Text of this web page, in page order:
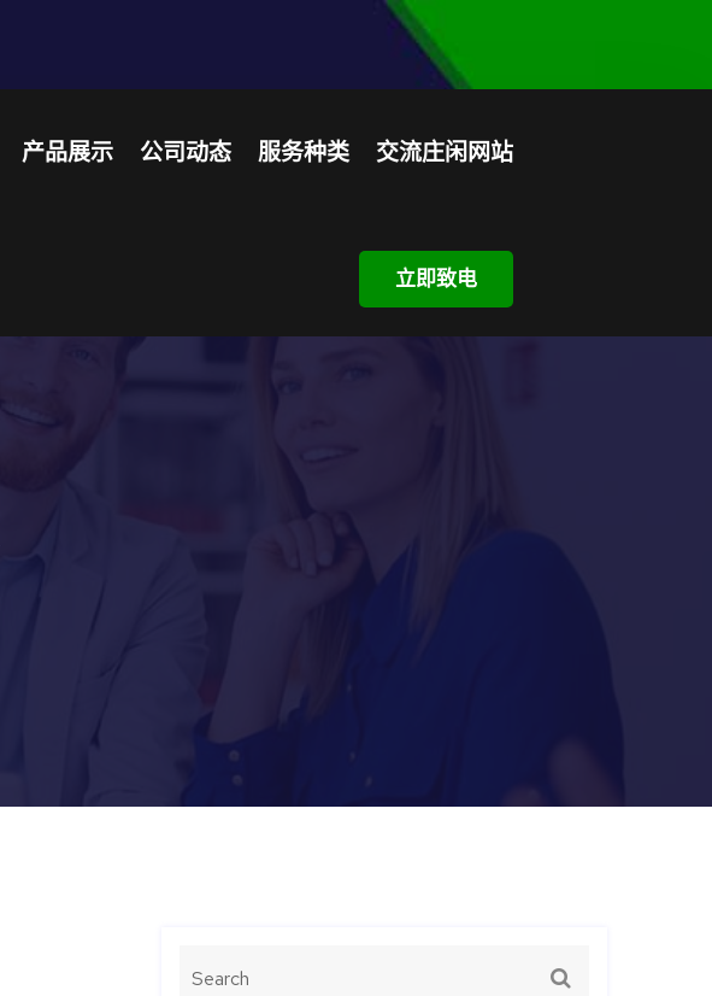
产品展示 公司动态 服务种类 交流庄闲网站
立即致电